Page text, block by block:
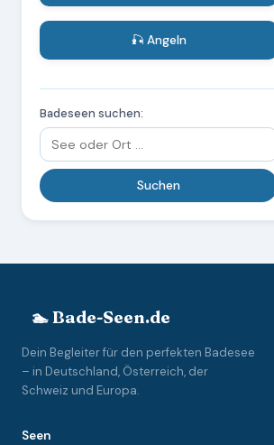
🎣 Angeln
Badeseen suchen:
🏊 Bade-Seen.de
Dein Begleiter für den perfekten Badesee
– in Deutschland, Österreich, der
Schweiz und Europa.
Seen